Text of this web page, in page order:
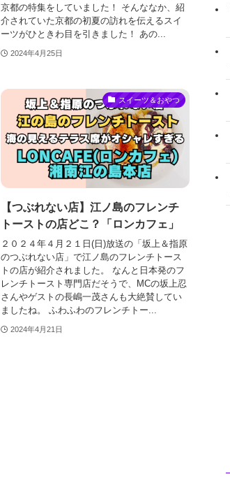
京都の特集をしていました！ そんななか、紹
介されていた京都の初夏の訪れを伝えるスイ
ーツがひときわ目を引きました！ あの...
2024年4月25日
スイーツ＆おやつ
【つぶれない店】江ノ島のフレンチ
トーストの店どこ？「ロンカフェ」
２０２４年４月２１日(日)放送の「坂上＆指原
のつぶれない店」で江ノ島のフレンチトース
トの店が紹介されました。 なんと日本発のフ
レンチトースト専門店だそうで、MCの坂上忍
さんやゲストの長嶋一茂さんも大絶賛してい
ましたね。 ふわふわのフレンチトー...
2024年4月21日